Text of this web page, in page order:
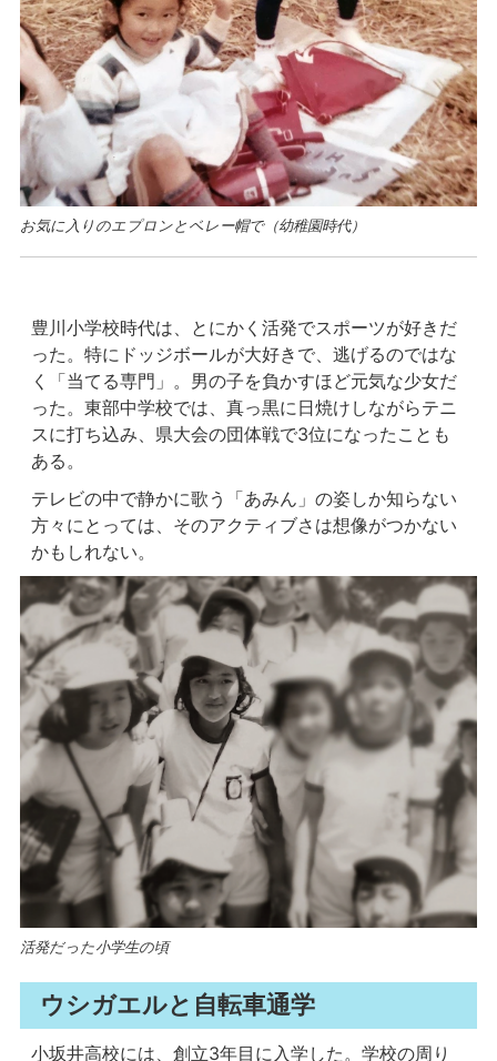
お気に入りのエプロンとベレー帽で（幼稚園時代）
豊川小学校時代は、とにかく活発でスポーツが好きだ
った。特にドッジボールが大好きで、逃げるのではな
く「当てる専門」。男の子を負かすほど元気な少女だ
った。東部中学校では、真っ黒に日焼けしながらテニ
スに打ち込み、県大会の団体戦で3位になったことも
ある。
テレビの中で静かに歌う「あみん」の姿しか知らない
方々にとっては、そのアクティブさは想像がつかない
かもしれない。
活発だった小学生の頃
ウシガエルと自転車通学
小坂井高校には、創立3年目に入学した。学校の周り